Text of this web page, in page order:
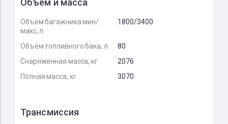
Объём и масса
Объем багажника мин/
макс, л
1800/3400
Объём топливного бака, л
80
Снаряженная масса, кг
2076
Полная масса, кг
3070
Трансмиссия